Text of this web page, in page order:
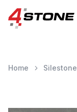
Home Silestone